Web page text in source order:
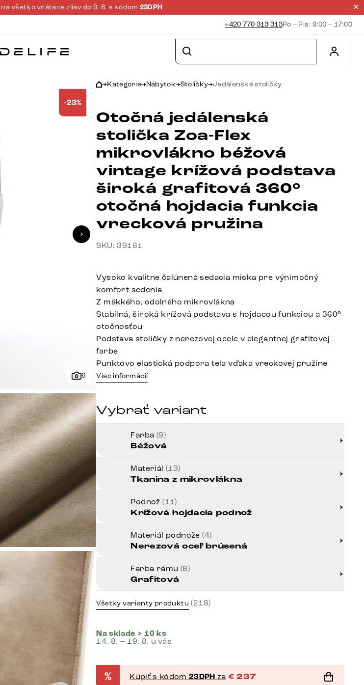
na všetko vrátane zliav do 9. 8. s kódom 23DPH
+420 770 313 313Po – Pia: 9:00 – 17:00
6
-23%
Kategorie Nábytok Stoličky Jedálenské stoličky
Otočná jedálenská
stolička Zoa-Flex
mikrovlákno béžová
vintage krížová podstava
široká grafitová 360°
otočná hojdacia funkcia
vrecková pružina
SKU: 39161
Vysoko kvalitne čalúnená sedacia miska pre výnimočný
komfort sedenia
Z mäkkého, odolného mikrovlákna
Stabilná, široká krížová podstava s hojdacou funkciou a 360°
otočnosťou
Podstava stoličky z nerezovej ocele v elegantnej grafitovej
farbe
Punktovo elastická podpora tela vďaka vreckovej pružine
Viac informácií
Vybrať variant
Farba (9)
Béžová
Materiál (13)
Tkanina z mikrovlákna
Podnož(11)
Krížová hojdacia podnož
Materiál podnože(4)
Nerezová oceľ brúsená
Farba rámu (6)
Grafitová
Všetky varianty produktu (218)
Na sklade > 10 ks
14. 8. – 19. 8. u vás
% Kúpiť s kódom 23DPH za € 237